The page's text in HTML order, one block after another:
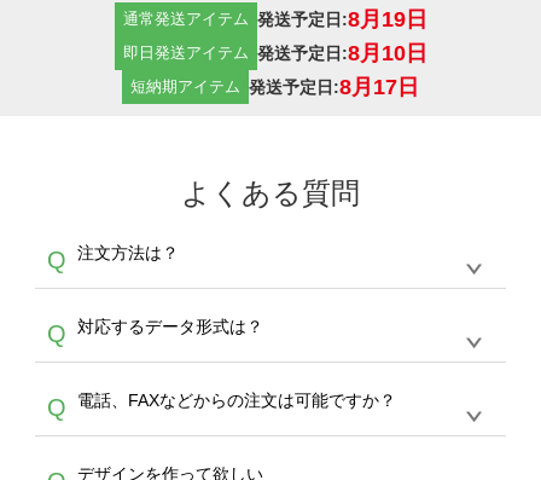
通常発送アイテム 発送予定日:8月19日
即日発送アイテム 発送予定日:8月10日
短納期アイテム 発送予定日:8月17日
よくある質問
Q 注文方法は？
A
生産にて承っております。デザインツールから
デザインの作成から決済まで完了できます。
30枚以上やシルク印刷など、大口注文の場合
は、サポートが担当するエコバッグコンシェル
やタンブラーコンシェルをご利用ください。製
作する数量が多ければ多いほど、オンデマンド
Q 対応するデータ形式は？
A
ドできるデータ形式は、JPG / PNG / AI / PSD /
PDF 形式になります。データの最大サイズ
Q 電話、FAXなどからの注文は可能ですか？
A デザインを作って欲しい